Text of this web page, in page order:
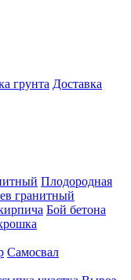
грунта Доставка
Плодородная
гранитный
Бой бетона
Самосвал